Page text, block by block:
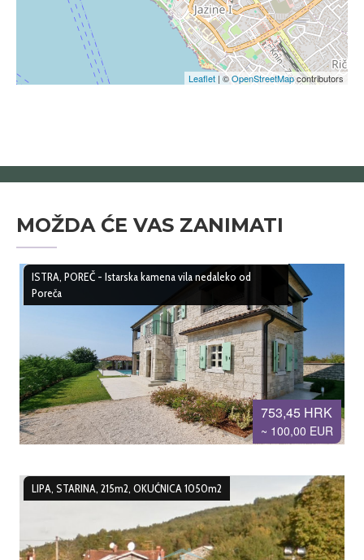
Leaflet | ©OpenStreetMapcontributors
MOŽDA ĆE VAS ZANIMATI
753,45 HRK
~ 100,00 EUR
ISTRA, POREČ - Istarska kamena vila nedaleko od
Poreča
LIPA, STARINA, 215m2, OKUĆNICA 1050m2